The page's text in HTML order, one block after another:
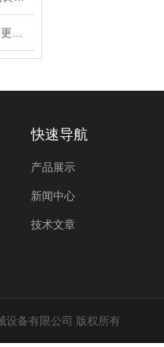
快速导航
产品展示
新闻中心
技术文章
设备有限公司 版权所有